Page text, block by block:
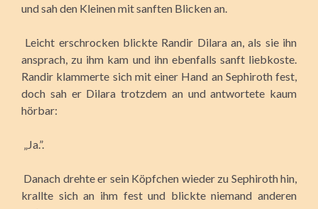
und sah den Kleinen mit sanften Blicken an.
Leicht erschrocken blickte Randir Dilara an, als sie ihn
ansprach, zu ihm kam und ihn ebenfalls sanft liebkoste.
Randir klammerte sich mit einer Hand an Sephiroth fest,
doch sah er Dilara trotzdem an und antwortete kaum
hörbar:
„Ja.”.
Danach drehte er sein Köpfchen wieder zu Sephiroth hin,
krallte sich an ihm fest und blickte niemand anderen